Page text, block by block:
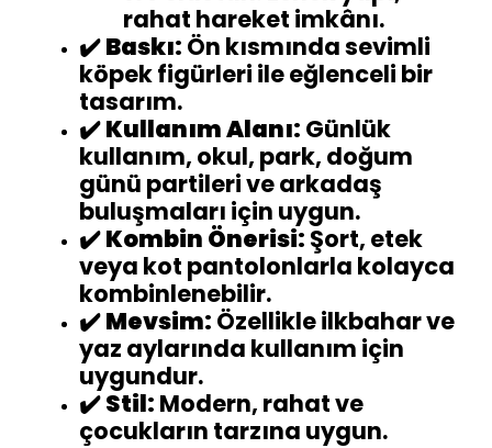
rahat hareket imkânı.
✔️Baskı: Ön kısmında sevimli
köpek figürleri ile eğlenceli bir
tasarım.
✔️Kullanım Alanı: Günlük
kullanım, okul, park, doğum
günü partileri ve arkadaş
buluşmaları için uygun.
✔️Kombin Önerisi: Şort, etek
veya kot pantolonlarla kolayca
kombinlenebilir.
✔️Mevsim: Özellikle ilkbahar ve
yaz aylarında kullanım için
uygundur.
✔️Stil: Modern, rahat ve
çocukların tarzına uygun.